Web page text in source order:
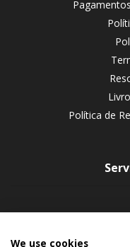
Política de
We use cookies